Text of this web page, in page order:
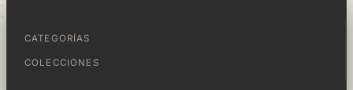
CATEGORÍAS
COLECCIONES
Filtrar por